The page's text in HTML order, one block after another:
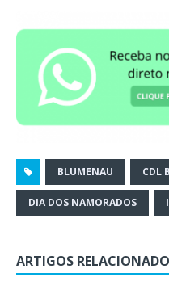
BLUMENAU CDL
DIA DOS NAMORADOS
ARTIGOS